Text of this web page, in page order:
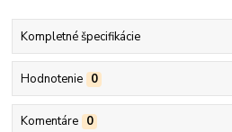
Kompletné špecifikácie
Hodnotenie 0
Komentáre 0